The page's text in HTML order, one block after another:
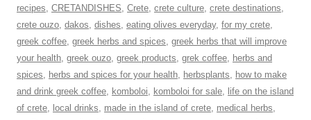
recipes CRETANDISHES Crete crete culture crete destinations
crete ouzo dakos dishes eating olives everyday, for my crete
greek coffee greek herbs and spices greek herbs that will improve
your health greek ouzo greek products grek coffee
herbs and
spices
herbs and spices for your health herbsplants
how to make
and drink greek coffee
komboloi komboloi for sale
life on the island
of crete
local drinks made in the island of crete medical herbs